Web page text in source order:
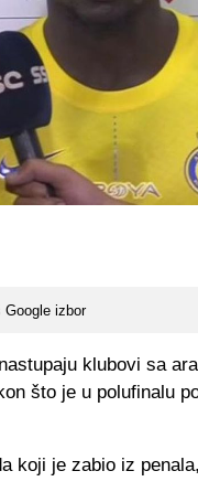
Google izbor
klubovi sa
što je u polufinalu
koji je zabio iz